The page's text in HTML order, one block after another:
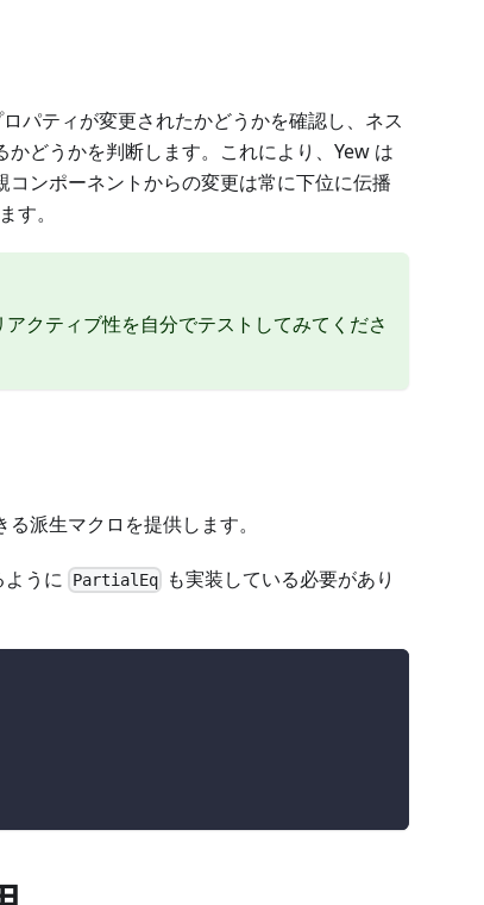
パティが変更されたかどうかを確認し、ネス
どうかを判断します。これにより、Yew は
ンポーネントからの変更は常に下位に伝播
す。
クティブ性を自分でテストしてみてくださ
派生マクロを提供します。
ように PartialEqも実装している必要があり